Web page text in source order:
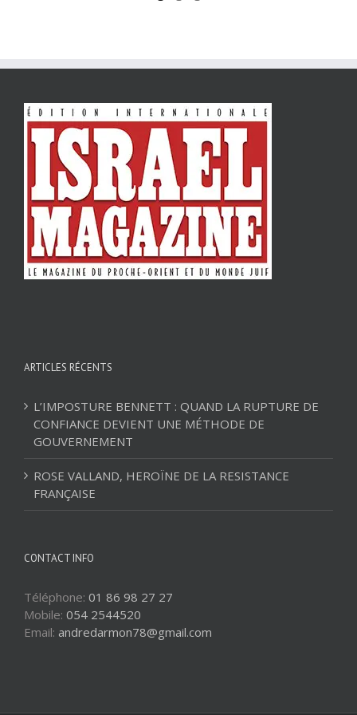
ARTICLES RÉCENTS
L’IMPOSTURE BENNETT : QUAND LA RUPTURE DE
CONFIANCE DEVIENT UNE MÉTHODE DE
GOUVERNEMENT
ROSE VALLAND, HEROÏNE DE LA RESISTANCE
FRANÇAISE
CONTACT INFO
Téléphone: 01 86 98 27 27
Mobile: 054 2544520
Email: andredarmon78@gmail.com